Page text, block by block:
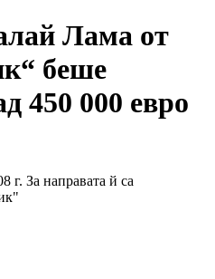
Лама от
беше
450 000 евро
г. За направата й са